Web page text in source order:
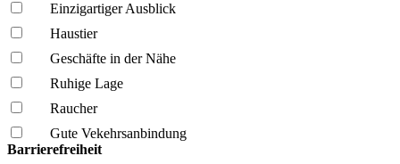
Einzigartiger Ausblick
Haustier
Geschäfte in der Nähe
Ruhige Lage
Raucher
Gute Vekehrsanbindung
Barrierefreiheit